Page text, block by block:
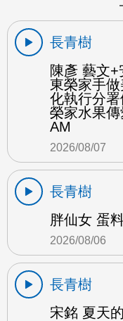
長青樹
陳彥 藝文
東榮家手
化執行分
榮家水果
AM
2026/08/07
長青樹
胖仙女 蛋
2026/08/06
長青樹
宋銘 夏天